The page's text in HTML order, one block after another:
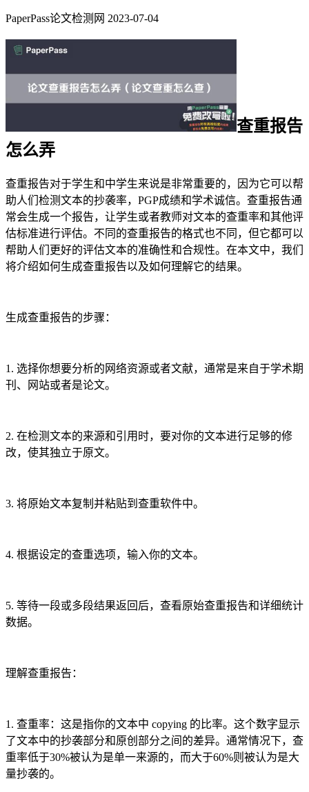
PaperPass论文检测网 2023-07-04
查重报告
怎么弄
查重报告对于学生和中学生来说是非常重要的，因为它可以帮
助人们检测文本的抄袭率，PGP成绩和学术诚信。查重报告通
常会生成一个报告，让学生或者教师对文本的查重率和其他评
估标准进行评估。不同的查重报告的格式也不同，但它都可以
帮助人们更好的评估文本的准确性和合规性。在本文中，我们
将介绍如何生成查重报告以及如何理解它的结果。
生成查重报告的步骤：
1. 选择你想要分析的网络资源或者文献，通常是来自于学术期
刊、网站或者是论文。
2. 在检测文本的来源和引用时，要对你的文本进行足够的修
改，使其独立于原文。
3. 将原始文本复制并粘贴到查重软件中。
4. 根据设定的查重选项，输入你的文本。
5. 等待一段或多段结果返回后，查看原始查重报告和详细统计
数据。
理解查重报告：
1. 查重率：这是指你的文本中 copying 的比率。这个数字显示
了文本中的抄袭部分和原创部分之间的差异。通常情况下，查
重率低于30%被认为是单一来源的，而大于60%则被认为是大
量抄袭的。